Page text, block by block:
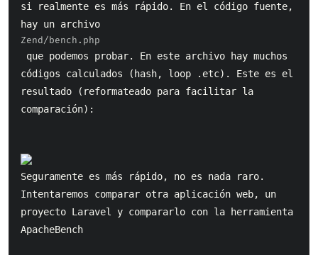
si realmente es más rápido. En el código fuente,
hay un archivo
Zend/bench.php
códigos calculados (hash, loop .etc). Este es el
resultado (reformateado para facilitar la
comparación):
Seguramente es más rápido, no es nada raro.
Intentaremos comparar otra aplicación web, un
proyecto Laravel y compararlo con la herramienta
ApacheBench